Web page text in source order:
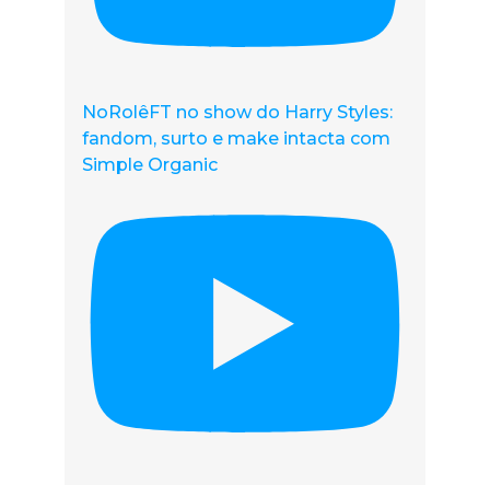
NoRolêFT no show do Harry Styles:
fandom, surto e make intacta com
Simple Organic